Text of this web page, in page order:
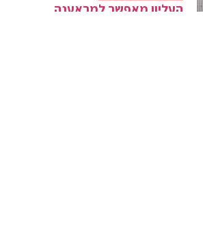
העליון מאפשר למראענה